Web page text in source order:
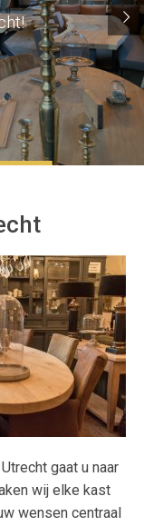
gaat u naar
wij elke kast
wensen centraal